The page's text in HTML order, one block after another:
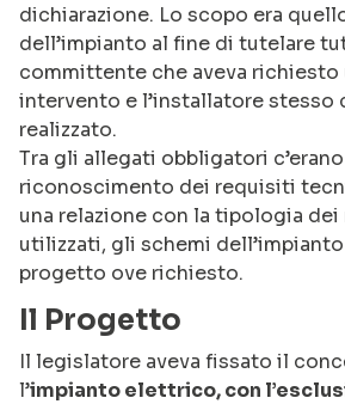
dichiarazione. Lo scopo era
dell’impianto al fine di tutelare
committente che aveva
intervento e l’installatore stesso
realizzato.
Tra gli allegati obbligatori
riconoscimento dei requisiti
una relazione con la tipologia dei
utilizzati, gli schemi
progetto ove richiesto.
Il Progetto
Il legislatore aveva fissato il
l’impianto elettrico, con